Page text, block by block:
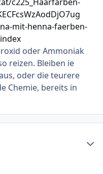
mit-henna-faerben-
oder Ammoniak
reizen. Bleiben ie
oder die teurere
Chemie, bereits in